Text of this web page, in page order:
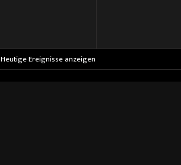
Heutige Ereignisse anzeigen